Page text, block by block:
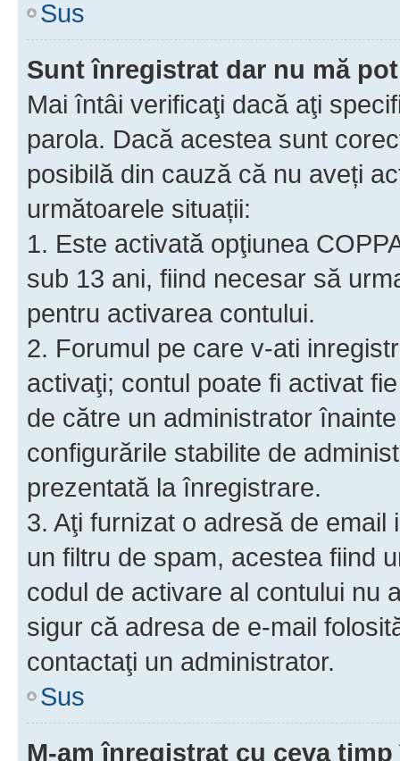
Sus
Sunt înregistrat dar nu mă
Mai întâi verificaţi dacă aţi
parola. Dacă acestea sunt
posibilă din cauză că nu aveți
următoarele situații:
1. Este activată opţiunea
sub 13 ani, fiind necesar să
pentru activarea contului.
2. Forumul pe care v-ati
activaţi; contul poate fi activat
de către un administrator
configurările stabilite de
prezentată la înregistrare.
3. Aţi furnizat o adresă de
un filtru de spam, acestea fiind
codul de activare al contului nu
sigur că adresa de e-mail
contactaţi un administrator.
Sus
M-am înregistrat cu ceva